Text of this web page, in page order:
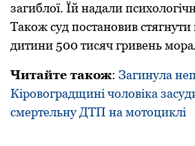
загиблої. Їй надали
Також суд постановив стягнути
дитини 500 тисяч гривень
Читайте також: Загинула
Кіровоградщині чоловіка
смертельну ДТП на мотоциклі